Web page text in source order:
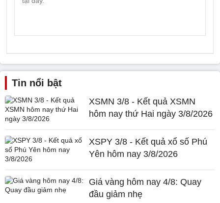
Tin nổi bật
XSMN 3/8 - Kết quả XSMN
hôm nay thứ Hai ngày 3/8/2026
XSPY 3/8 - Kết quả xổ số Phú
Yên hôm nay 3/8/2026
Giá vàng hôm nay 4/8: Quay
đầu giảm nhẹ